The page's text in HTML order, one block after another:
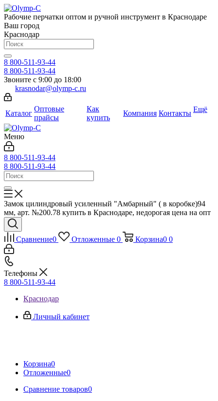
Рабочие перчатки оптом и ручной инструмент в Краснодаре
Ваш город
Краснодар
8 800-511-93-44
8 800-511-93-44
Звоните с 9:00 до 18:00
krasnodar@olymp-c.ru
Каталог
Оптовые
прайсы
Как
купить
Компания Контакты Ещё
Меню
8 800-511-93-44
8 800-511-93-44
Замок цилиндровый усиленный "Амбарный" ( в коробке)94
мм, арт. №200.78 купить в Краснодаре, недорогая цена на опт
Сравнение0 Отложенные 0 Корзина0 0
Телефоны
8 800-511-93-44
Краснодар
Личный кабинет
Корзина0
Отложенные0
Сравнение товаров0